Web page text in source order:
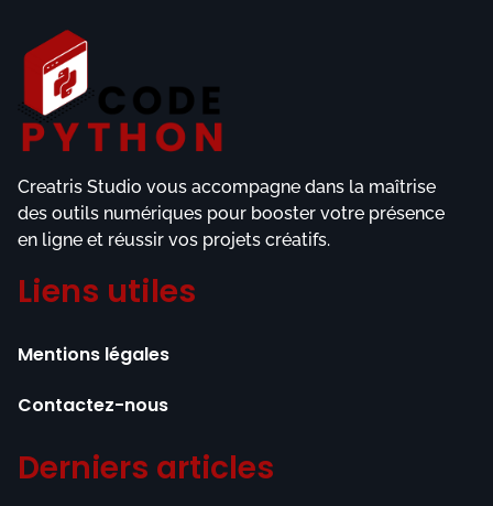
Creatris Studio vous accompagne dans la maîtrise
des outils numériques pour booster votre présence
en ligne et réussir vos projets créatifs.
Liens utiles
Mentions légales
Contactez-nous
Derniers articles